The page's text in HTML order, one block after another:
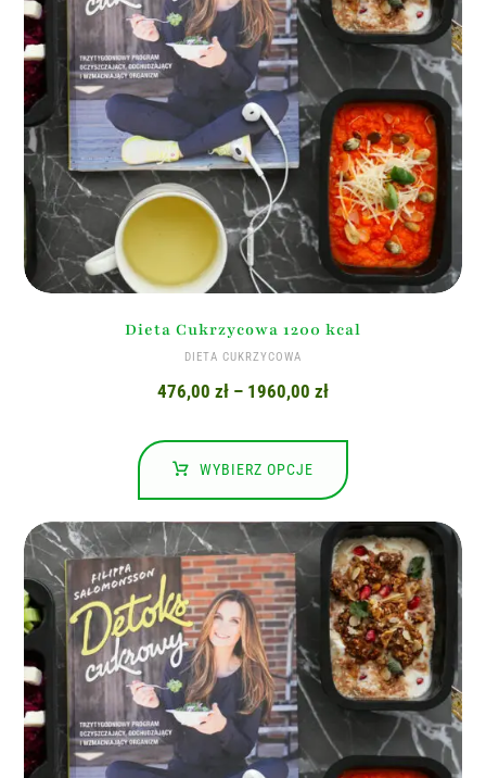
Dieta Cukrzycowa 1200 kcal
DIETA CUKRZYCOWA
476,00 zł – 1960,00 zł
WYBIERZ OPCJE